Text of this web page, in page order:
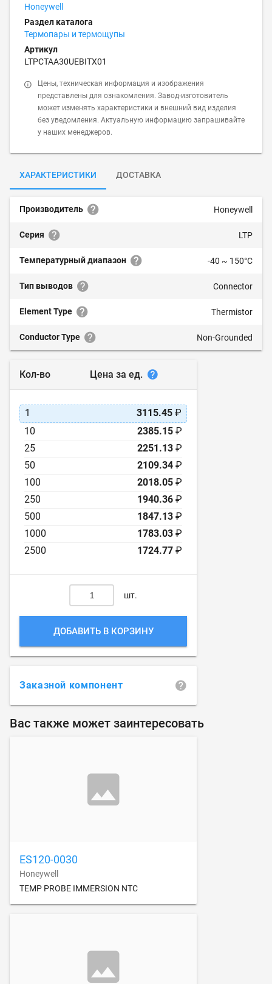
Honeywell
Раздел каталога
Термопары и термощупы
Артикул
LTPCTAA30UEBITX01
Цены, техническая информация и изображения
представлены для ознакомления. Завод-изготовитель
может изменять характеристики и внешний вид изделия
без уведомления. Актуальную информацию запрашивайте
у наших менеджеров.
ХАРАКТЕРИСТИКИ ДОСТАВКА
Производитель Honeywell
Серия LTP
Температурный диапазон -40 ~ 150°C
Тип выводов Connector
Element Type Thermistor
Conductor Type Non-Grounded
Кол-во Цена за ед.
1 3115.45 ₽
10
2385.15 ₽
25
2251.13 ₽
50
2109.34 ₽
100
2018.05 ₽
250
1940.36 ₽
500
1847.13 ₽
1000
1783.03 ₽
2500
1724.77 ₽
шт.
ДОБАВИТЬ В КОРЗИНУ
Заказной компонент
Вас также может заинтересовать
ES120-0030
Honeywell
TEMP PROBE IMMERSION NTC